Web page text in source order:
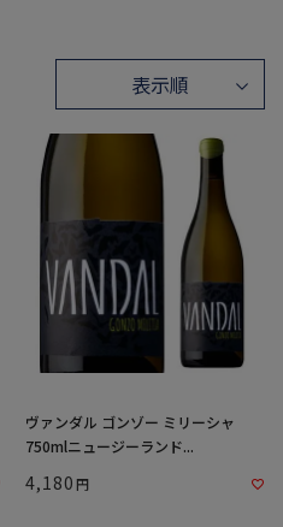
ヴァンダル ゴンゾー ミリーシャ
750mlニュージーランド...
4,180